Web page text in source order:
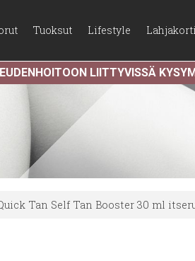
Tuoksut Lifestyle
LIITTYVISSÄ
Tan Self Tan Booster 30 ml